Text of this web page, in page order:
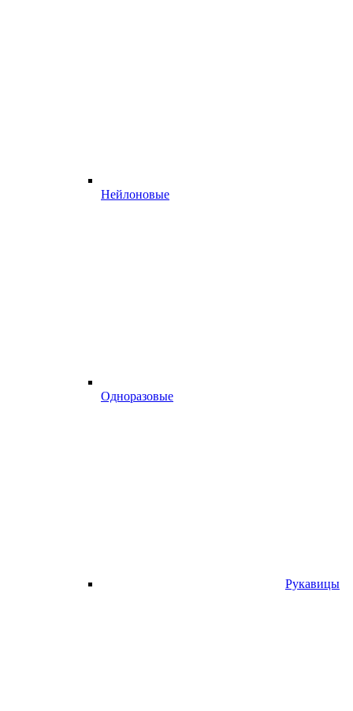
Нейлоновые
Одноразовые
Рукавицы